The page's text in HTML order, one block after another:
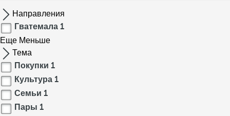
Направления
Гватемала 1
Еще Меньше
Тема
Покупки 1
Культура 1
Семьи 1
Пары 1